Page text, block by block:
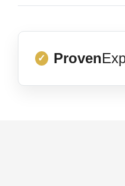
✓ Proven